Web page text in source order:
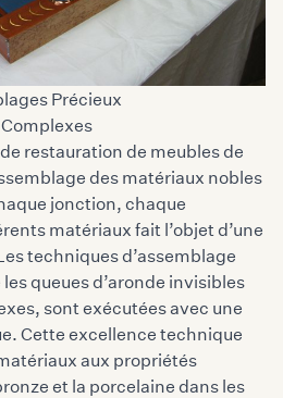
Précieux
restauration de meubles de
des matériaux nobles
jonction, chaque
matériaux fait l’objet d’une
techniques d’assemblage
queues d’aronde invisibles
sont exécutées avec une
Cette excellence technique
aux propriétés
et la porcelaine dans les